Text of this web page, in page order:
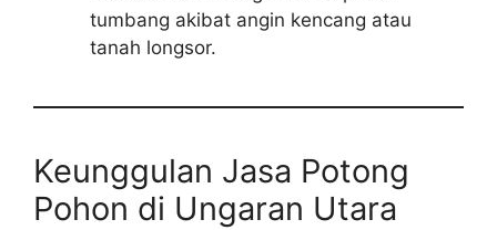
tumbang akibat angin kencang atau
tanah longsor.
Keunggulan Jasa Potong
Pohon di Ungaran Utara